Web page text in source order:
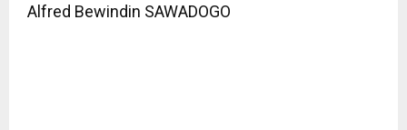
Alfred Bewindin SAWADOGO